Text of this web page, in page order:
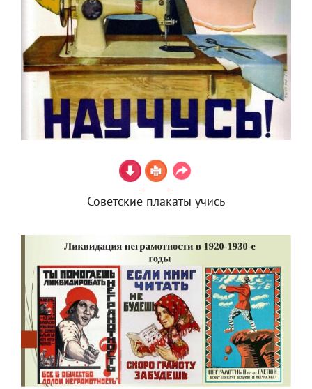
Советские плакаты учись